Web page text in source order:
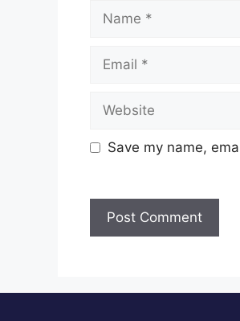
Name
Email
Website
Save my name,